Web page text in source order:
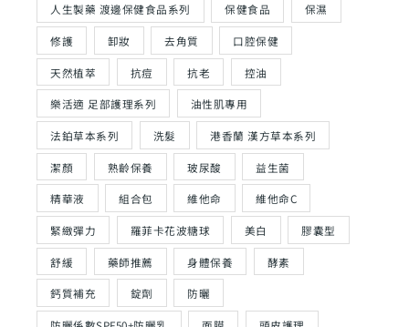
人生製藥 渡邊保健食品系列 保健食品 保濕
修護 卸妝 去角質 口腔保健
天然植萃 抗痘 抗老 控油
樂活適 足部護理系列 油性肌專用
法鉑草本系列 洗髮 港香蘭 漢方草本系列
潔顏 熟齡保養 玻尿酸 益生菌
精華液 組合包 維他命 維他命C
緊緻彈力 羅菲卡花波糖球 美白 膠囊型
舒緩 藥師推薦 身體保養 酵素
鈣質補充 錠劑 防曬